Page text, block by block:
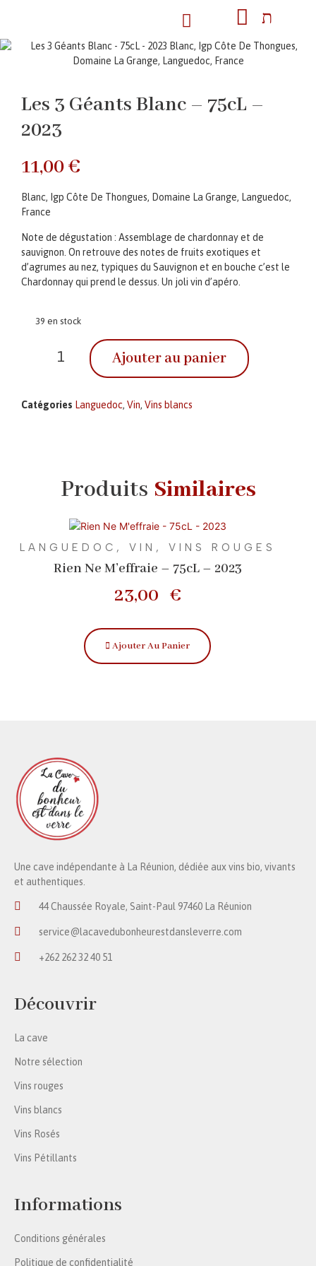
Les 3 Géants Blanc – 75cL –
2023
11,00€
Blanc, Igp Côte De Thongues, Domaine La Grange, Languedoc,
France
Note de dégustation : Assemblage de chardonnay et de
sauvignon. On retrouve des notes de fruits exotiques et
d’agrumes au nez, typiques du Sauvignon et en bouche c’est le
Chardonnay qui prend le dessus. Un joli vin d’apéro.
39 en stock
Ajouter au panier
Catégories Languedoc, Vin, Vins blancs
Produits Similaires
LANGUEDOC , VIN , VINS ROUGES
Rien Ne M’effraie – 75cL – 2023
23,00 €
Ajouter Au Panier
Une cave indépendante à La Réunion, dédiée aux vins bio, vivants
et authentiques.
44 Chaussée Royale, Saint-Paul 97460 La Réunion
service@lacavedubonheurestdansleverre.com
+262 262 32 40 51
Découvrir
La cave
Notre sélection
Vins rouges
Vins blancs
Vins Rosés
Vins Pétillants
Informations
Conditions générales
Politique de confidentialité